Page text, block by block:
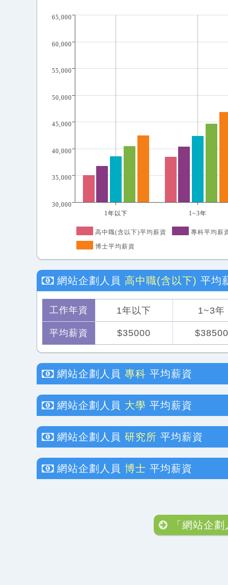
1年以下 1~3年
30,000
35,000
40,000
45,000
50,000
55,000
60,000
65,000
高中職(含以下)平均薪資
專科平均薪
博士平均薪資
網站企劃人員 高中職(含以下) 平均
工作年資
平均薪資
1年以下 1~3年
$35000 $38500
網站企劃人員 專科 平均薪資
網站企劃人員 大學 平均薪資
網站企劃人員 研究所 平均薪資
網站企劃人員 博士 平均薪資
「網站企